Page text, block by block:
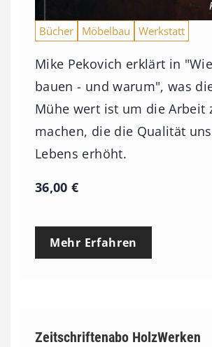
Bücher Möbelbau Werkstatt
Mike Pekovich erklärt in
bauen - und warum", was
Mühe wert ist um die Arbeit
machen, die die Qualität
Lebens erhöht.
36,00€
Mehr Erfahren
Zeitschriftenabo HolzWerken